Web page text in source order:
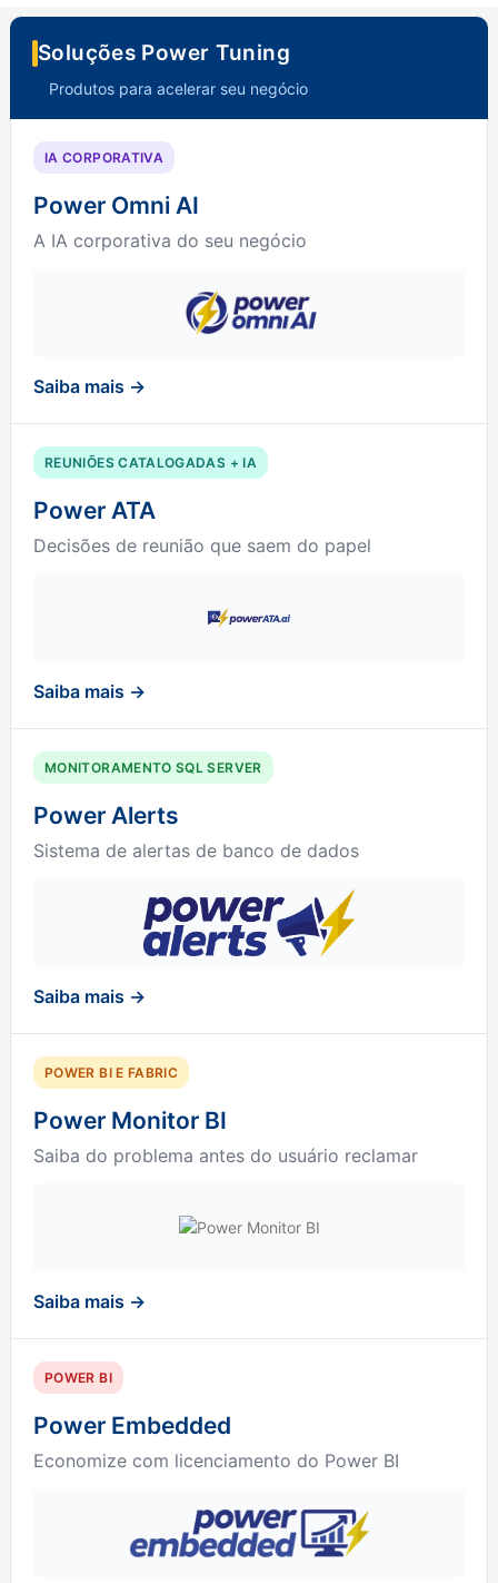
Soluções Power Tuning
Produtos para acelerar seu negócio
IA CORPORATIVA
Power Omni AI
A IA corporativa do seu negócio
Saiba mais →
REUNIÕES CATALOGADAS + IA
Power ATA
Decisões de reunião que saem do papel
Saiba mais →
MONITORAMENTO SQL SERVER
Power Alerts
Sistema de alertas de banco de dados
Saiba mais →
POWER BI E FABRIC
Power Monitor BI
Saiba do problema antes do usuário reclamar
Saiba mais →
POWER BI
Power Embedded
Economize com licenciamento do Power BI